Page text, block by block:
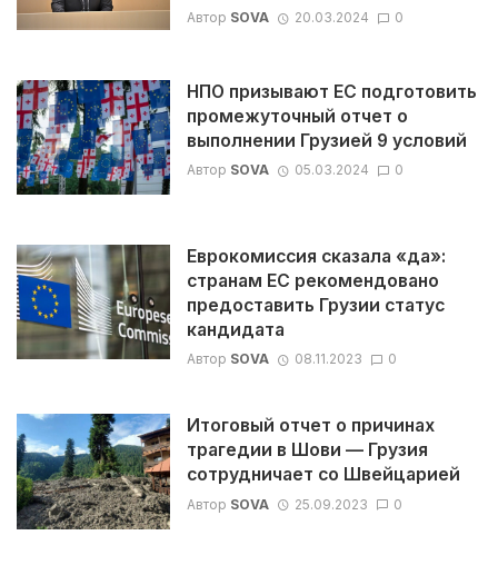
Автор SOVA 20.03.2024 0
НПО призывают ЕС подготовить
промежуточный отчет о
выполнении Грузией 9 условий
Автор SOVA 05.03.2024 0
Еврокомиссия сказала «да»:
странам ЕС рекомендовано
предоставить Грузии статус
кандидата
Автор SOVA 08.11.2023 0
Итоговый отчет о причинах
трагедии в Шови — Грузия
сотрудничает со Швейцарией
Автор SOVA 25.09.2023 0